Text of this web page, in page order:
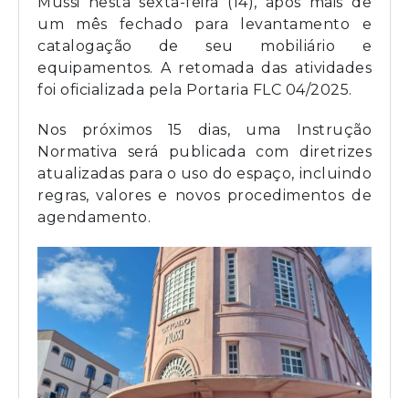
um mês fechado para levantamento e
catalogação de seu mobiliário e
equipamentos. A retomada das atividades
foi oficializada pela Portaria FLC 04/2025.
Nos próximos 15 dias, uma Instrução
Normativa será publicada com diretrizes
atualizadas para o uso do espaço, incluindo
regras, valores e novos procedimentos de
agendamento.